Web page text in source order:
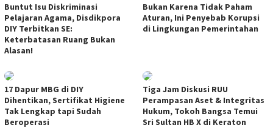
Buntut Isu Diskriminasi
Pelajaran Agama, Disdikpora
DIY Terbitkan SE:
Keterbatasan Ruang Bukan
Alasan!
Bukan Karena Tidak Paham
Aturan, Ini Penyebab Korupsi
di Lingkungan Pemerintahan
17 Dapur MBG di DIY
Dihentikan, Sertifikat Higiene
Tak Lengkap tapi Sudah
Beroperasi
Tiga Jam Diskusi RUU
Perampasan Aset & Integritas
Hukum, Tokoh Bangsa Temui
Sri Sultan HB X di Keraton